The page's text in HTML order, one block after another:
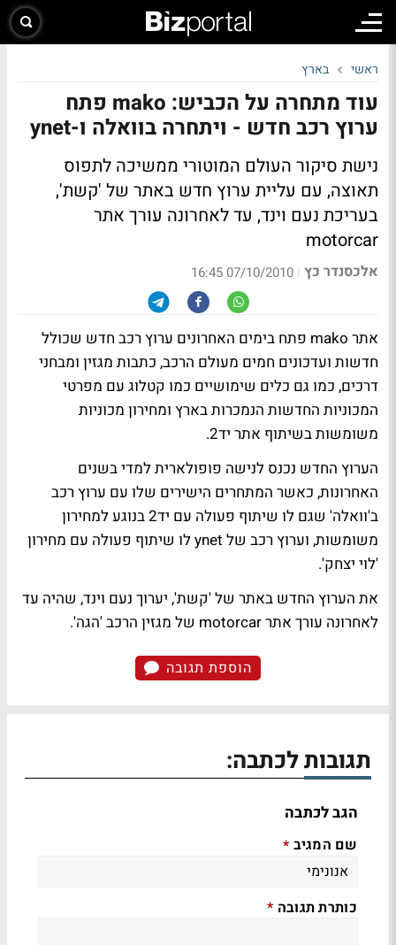
ראשי בארץ
עוד מתחרה על הכביש: mako פתח
ערוץ רכב חדש - ויתחרה בוואלה ו-ynet
נישת סיקור העולם המוטורי ממשיכה לתפוס
תאוצה, עם עליית ערוץ חדש באתר של 'קשת',
בעריכת נעם וינד, עד לאחרונה עורך אתר
motorcar
אלכסנדר כץ |
07/10/2010 16:45
אתר mako פתח בימים האחרונים ערוץ רכב חדש שכולל
חדשות ועדכונים חמים מעולם הרכב, כתבות מגזין ומבחני
דרכים, כמו גם כלים שימושיים כמו קטלוג עם מפרטי
המכוניות החדשות הנמכרות בארץ ומחירון מכוניות
משומשות בשיתוף אתר יד2.
הערוץ החדש נכנס לנישה פופולארית למדי בשנים
האחרונות, כאשר המתחרים הישירים שלו עם ערוץ רכב
ב'וואלה' שגם לו שיתוף פעולה עם יד2 בנוגע למחירון
משומשות, וערוץ רכב של ynet לו שיתוף פעולה עם מחירון
'לוי יצחק'.
את הערוץ החדש באתר של 'קשת', יערוך נעם וינד, שהיה עד
לאחרונה עורך אתר motorcar של מגזין הרכב 'הגה'.
הוספת תגובה
תגובות לכתבה:
הגב לכתבה
שם המגיב *
כותרת תגובה *